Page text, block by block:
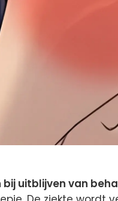
bij uitblijven van